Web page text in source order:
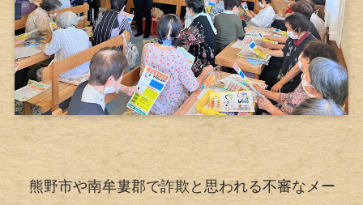
熊野市や南牟婁郡で詐欺と思われる不審なメー